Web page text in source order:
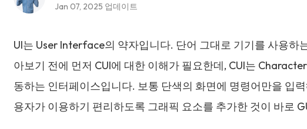
Jan 07, 2025 업데이트
UI는 User Interface의 약자입니다. 단어 그대로 기기를 사용하
아보기 전에 먼저 CUI에 대한 이해가 필요한데, CUI는
동하는 인터페이스입니다. 보통 단색의 화면에 명령어만을 입
용자가 이용하기 편리하도록 그래픽 요소를 추가한 것이 바로